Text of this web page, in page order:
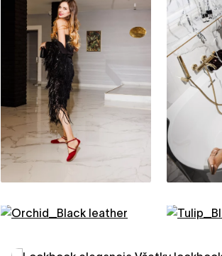
Elegance ve světě